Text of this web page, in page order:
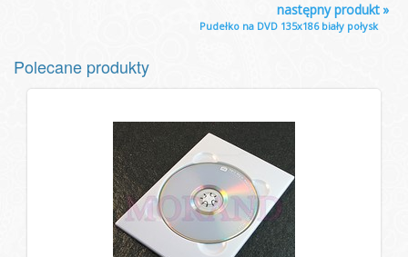
»
następny produkt
Pudełko na DVD 135x186 biały połysk
Polecane produkty